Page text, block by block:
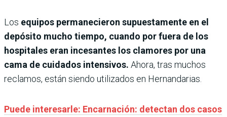
Los equipos permanecieron supuestamente en el
depósito mucho tiempo, cuando por fuera de los
hospitales eran incesantes los clamores por una
cama de cuidados intensivos. Ahora, tras muchos
reclamos, están siendo utilizados en Hernandarias.
Puede interesarle: Encarnación: detectan dos casos